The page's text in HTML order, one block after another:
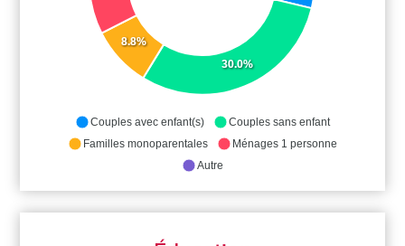
30.0%
8.8%
Couples avec enfant(s)
Couples sans enfant
Familles monoparentales
Ménages 1 personne
Autre